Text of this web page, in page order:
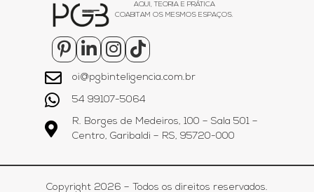
AQUI, TEORIA E PRÁTICA
COABITAM OS MESMOS ESPAÇOS.
oi@pgbinteligencia.com.br
54 99107-5064
R. Borges de Medeiros, 100 – Sala 501 –
Centro, Garibaldi – RS, 95720-000
Copyright 2026 – Todos os direitos reservados.